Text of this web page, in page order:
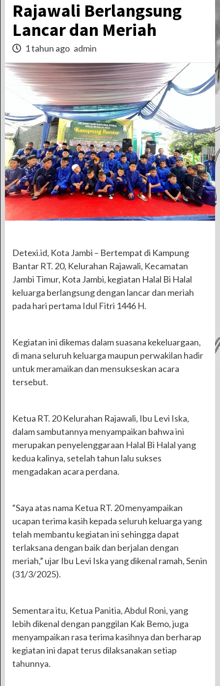
Rajawali Berlangsung
Lancar dan Meriah
1 tahun ago admin
Detexi.id, Kota Jambi – Bertempat di Kampung
Bantar RT. 20, Kelurahan Rajawali, Kecamatan
Jambi Timur, Kota Jambi, kegiatan Halal Bi Halal
keluarga berlangsung dengan lancar dan meriah
pada hari pertama Idul Fitri 1446 H.
Kegiatan ini dikemas dalam suasana kekeluargaan,
di mana seluruh keluarga maupun perwakilan hadir
untuk meramaikan dan mensukseskan acara
tersebut.
Ketua RT. 20 Kelurahan Rajawali, Ibu Levi Iska,
dalam sambutannya menyampaikan bahwa ini
merupakan penyelenggaraan Halal Bi Halal yang
kedua kalinya, setelah tahun lalu sukses
mengadakan acara perdana.
“Saya atas nama Ketua RT. 20 menyampaikan
ucapan terima kasih kepada seluruh keluarga yang
telah membantu kegiatan ini sehingga dapat
terlaksana dengan baik dan berjalan dengan
meriah,” ujar Ibu Levi Iska yang dikenal ramah, Senin
(31/3/2025).
Sementara itu, Ketua Panitia, Abdul Roni, yang
lebih dikenal dengan panggilan Kak Bemo, juga
menyampaikan rasa terima kasihnya dan berharap
kegiatan ini dapat terus dilaksanakan setiap
tahunnya.